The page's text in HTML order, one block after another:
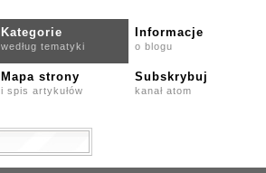
Kategorie
według tematyki
Informacje
o blogu
Mapa strony
i spis artykułów
Subskrybuj
kanał atom